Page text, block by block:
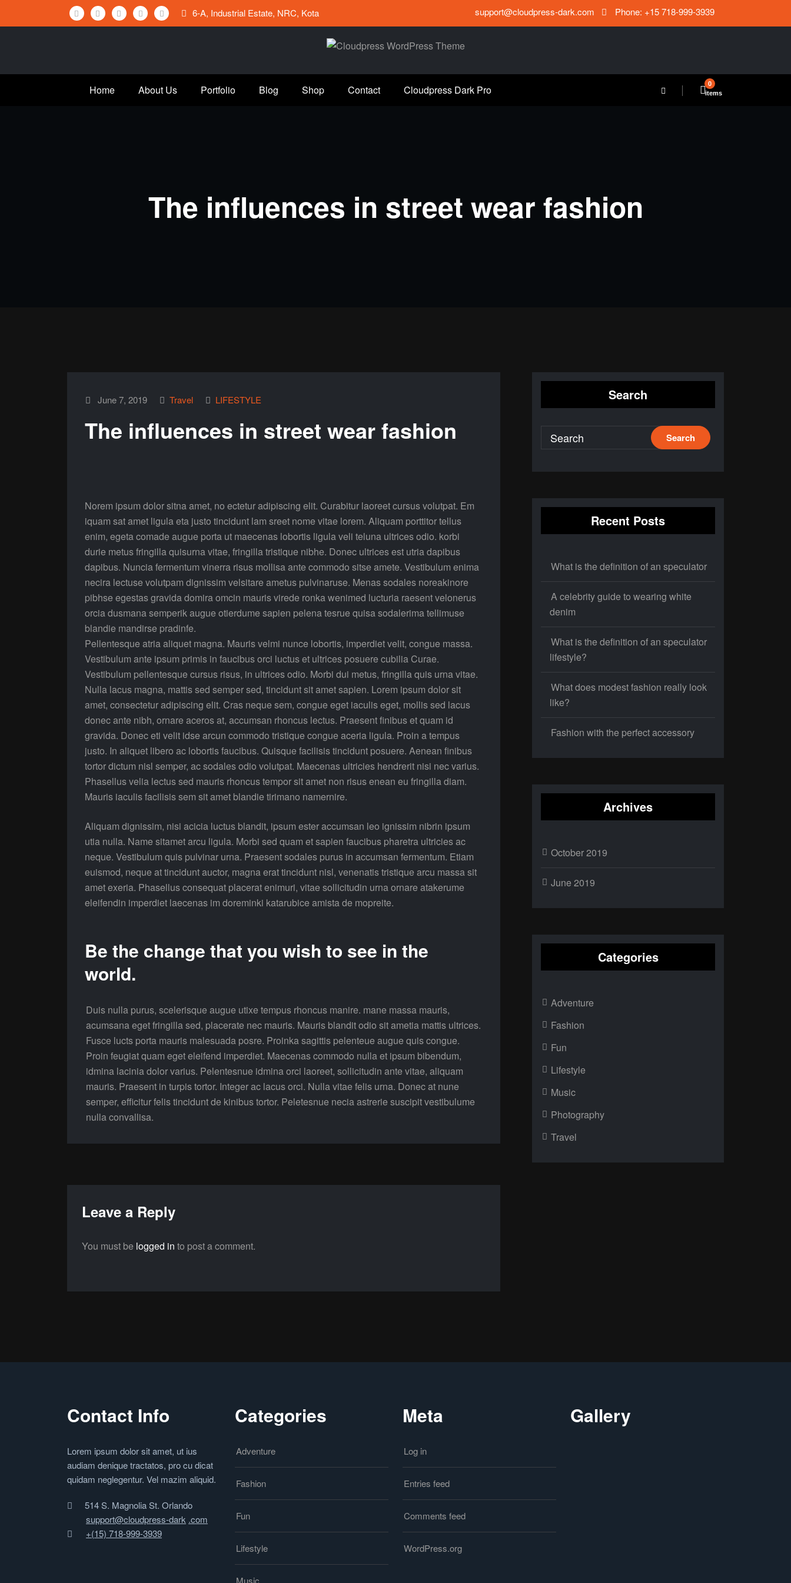
6-A, Industrial Estate, NRC, Kota Phone: +15 718-999-3939
support@cloudpress-dark.com
Home About Us Portfolio Blog Shop Contact Cloudpress Dark Pro
0
items
The influences in street wear fashion
June 7, 2019 Travel LIFESTYLE
The influences in street wear fashion
Norem ipsum dolor sitna amet, no ectetur adipiscing elit. Curabitur laoreet cursus volutpat. Em
iquam sat amet ligula eta justo tincidunt lam sreet nome vitae lorem. Aliquam porttitor tellus
enim, egeta comade augue porta ut maecenas lobortis ligula veli teluna ultrices odio. korbi
durie metus fringilla quisurna vitae, fringilla tristique nibhe. Donec ultrices est utria dapibus
dapibus. Nuncia fermentum vinerra risus mollisa ante commodo sitse amete. Vestibulum enima
necira lectuse volutpam dignissim velsitare ametus pulvinaruse. Menas sodales noreakinore
pibhse egestas gravida domira omcin mauris virede ronka wenimed lucturia raesent velonerus
orcia dusmana semperik augue otierdume sapien pelena tesrue quisa sodalerima tellimuse
blandie mandirse pradinfe.
Pellentesque atria aliquet magna. Mauris velmi nunce lobortis, imperdiet velit, congue massa.
Vestibulum ante ipsum primis in faucibus orci luctus et ultrices posuere cubilia Curae.
Vestibulum pellentesque cursus risus, in ultrices odio. Morbi dui metus, fringilla quis urna vitae.
Nulla lacus magna, mattis sed semper sed, tincidunt sit amet sapien. Lorem ipsum dolor sit
amet, consectetur adipiscing elit. Cras neque sem, congue eget iaculis eget, mollis sed lacus
donec ante nibh, ornare aceros at, accumsan rhoncus lectus. Praesent finibus et quam id
gravida. Donec eti velit idse arcun commodo tristique congue aceria ligula. Proin a tempus
justo. In aliquet libero ac lobortis faucibus. Quisque facilisis tincidunt posuere. Aenean finibus
tortor dictum nisl semper, ac sodales odio volutpat. Maecenas ultricies hendrerit nisi nec varius.
Phasellus velia lectus sed mauris rhoncus tempor sit amet non risus enean eu fringilla diam.
Mauris iaculis facilisis sem sit amet blandie tirimano namernire.
Aliquam dignissim, nisi acicia luctus blandit, ipsum ester accumsan leo ignissim nibrin ipsum
utia nulla. Name sitamet arcu ligula. Morbi sed quam et sapien faucibus pharetra ultricies ac
neque. Vestibulum quis pulvinar urna. Praesent sodales purus in accumsan fermentum. Etiam
euismod, neque at tincidunt auctor, magna erat tincidunt nisl, venenatis tristique arcu massa sit
amet exeria. Phasellus consequat placerat enimuri, vitae sollicitudin urna ornare atakerume
eleifendin imperdiet laecenas im doreminki katarubice amista de mopreite.
Be the change that you wish to see in the
world.
Duis nulla purus, scelerisque augue utixe tempus rhoncus manire. mane massa mauris,
acumsana eget fringilla sed, placerate nec mauris. Mauris blandit odio sit ametia mattis ultrices.
Fusce lucts porta mauris malesuada posre. Proinka sagittis pelenteue augue quis congue.
Proin feugiat quam eget eleifend imperdiet. Maecenas commodo nulla et ipsum bibendum,
idmina lacinia dolor varius. Pelentesnue idmina orci laoreet, sollicitudin ante vitae, aliquam
mauris. Praesent in turpis tortor. Integer ac lacus orci. Nulla vitae felis urna. Donec at nune
semper, efficitur felis tincidunt de kinibus tortor. Peletesnue necia astrerie suscipit vestibulume
nulla convallisa.
Leave a Reply
You must be logged in to post a comment.
Search
Recent Posts
What is the definition of an speculator
A celebrity guide to wearing white
denim
What is the definition of an speculator
lifestyle?
What does modest fashion really look
like?
Fashion with the perfect accessory
Archives
October 2019
June 2019
Categories
Adventure
Fashion
Fun
Lifestyle
Music
Photography
Travel
Contact Info
Lorem ipsum dolor sit amet, ut ius
audiam denique tractatos, pro cu dicat
quidam neglegentur. Vel mazim aliquid.
514 S. Magnolia St. Orlando
support@cloudpress-dark .com
+(15) 718-999-3939
Categories
Adventure
Fashion
Fun
Lifestyle
Music
Meta
Log in
Entries feed
Comments feed
WordPress.org
Gallery